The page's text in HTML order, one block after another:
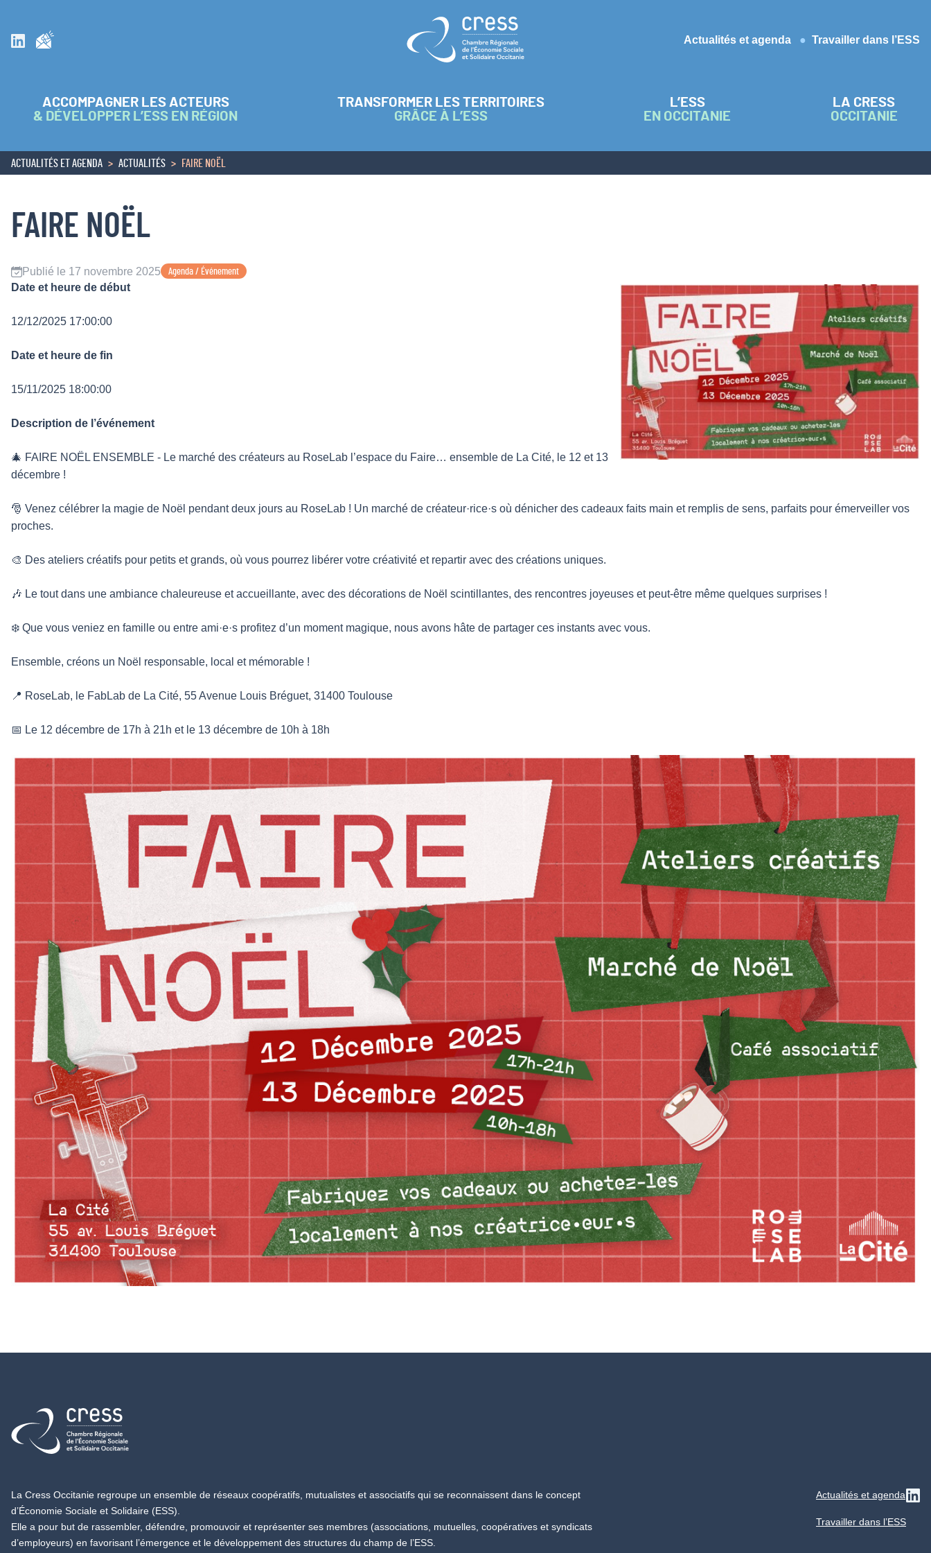
Suivez nous sur Linkedin
Retour à l'accueil
Actualités et agenda
Travailler dans l’ESS
ACCOMPAGNER LES ACTEURS
& DÉVELOPPER L’ESS EN RÉGION
TRANSFORMER LES TERRITOIRES
GRÂCE À L’ESS
L’ESS
EN OCCITANIE
LA CRESS
OCCITANIE
ACCUEIL
ACTUALITÉS ET AGENDA ACTUALITÉS FAIRE NOËL
FAIRE NOËL
Publié le 17 novembre 2025 Agenda / Événement
Date et heure de début
12/12/2025 17:00:00
Date et heure de fin
15/11/2025 18:00:00
Description de l’événement
🎄 FAIRE NOËL ENSEMBLE - Le marché des créateurs au RoseLab l’espace du Faire… ensemble de La Cité, le 12 et 13
décembre !
🎅 Venez célébrer la magie de Noël pendant deux jours au RoseLab ! Un marché de créateur·rice·s où dénicher des cadeaux faits main et remplis de sens, parfaits pour émerveiller vos
proches.
🎨 Des ateliers créatifs pour petits et grands, où vous pourrez libérer votre créativité et repartir avec des créations uniques.
🎶 Le tout dans une ambiance chaleureuse et accueillante, avec des décorations de Noël scintillantes, des rencontres joyeuses et peut-être même quelques surprises !
❄️ Que vous veniez en famille ou entre ami·e·s profitez d’un moment magique, nous avons hâte de partager ces instants avec vous.
Ensemble, créons un Noël responsable, local et mémorable !
📍 RoseLab, le FabLab de La Cité, 55 Avenue Louis Bréguet, 31400 Toulouse
📅 Le 12 décembre de 17h à 21h et le 13 décembre de 10h à 18h
Retour à l'accueil
La Cress Occitanie regroupe un ensemble de réseaux coopératifs, mutualistes et associatifs qui se reconnaissent dans le concept
d’Économie Sociale et Solidaire (ESS).
Elle a pour but de rassembler, défendre, promouvoir et représenter ses membres (associations, mutuelles, coopératives et syndicats
d’employeurs) en favorisant l’émergence et le développement des structures du champ de l’ESS.
Actualités et agenda
Travailler dans l’ESS